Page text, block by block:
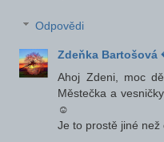
Odpovědi
Zdeňka
Ahoj Zdeni, moc
Městečka a
☺
Je to prostě jiné